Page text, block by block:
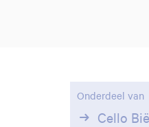
Onderdeel van
Cello